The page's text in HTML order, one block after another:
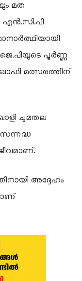
മത
പൂർണ്ണ
മത്സരത്തിന്
ചുമതല
അദ്ദേഹം